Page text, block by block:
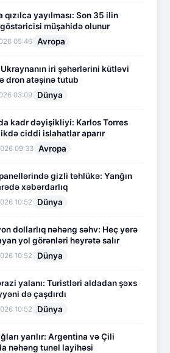
qızılca yayılması: Son 35 ilin
müşahidə olunur
05:46 Avropa
iri şəhərlərini kütləvi
dron atəşinə tutub
03:09 Dünya
kadr dəyişikliyi: Karlos Torres
ciddi islahatlar aparır
09:33 Avropa
gizli təhlükə: Yanğın
xəbərdarlıq
10:52 Dünya
dollarlıq nəhəng səhv: Heç yerə
yol görənləri heyrətə salır
10:52 Dünya
yalanı: Turistləri aldadan şəxs
də çaşdırdı
10:52 Dünya
yarılır: Argentina və Çili
nəhəng tunel layihəsi